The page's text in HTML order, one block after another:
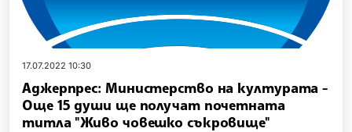
17.07.2022 10:30
Аджерпрес: Министерство на културата -
Още 15 души ще получат почетната
титла "Живо човешко съкровище"